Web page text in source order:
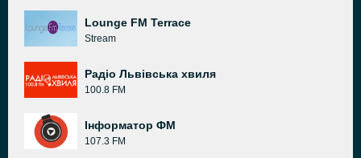
Lounge FM Terrace
Stream
Радіо Львівська хвиля
100.8 FM
Інформатор ФМ
107.3 FM